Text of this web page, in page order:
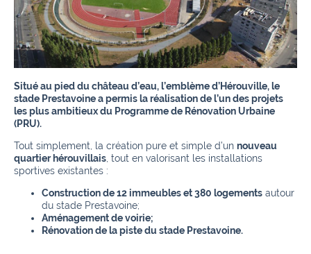
Situé au pied du château d’eau, l’emblème d’Hérouville, le
stade Prestavoine a permis la réalisation de l’un des projets
les plus ambitieux du Programme de Rénovation Urbaine
(PRU).
Tout simplement, la création pure et simple d’un nouveau
quartier hérouvillais , tout en valorisant les installations
sportives existantes :
Construction de 12 immeubles et 380 logements autour
du stade Prestavoine;
Aménagement de voirie;
Rénovation de la piste du stade Prestavoine.